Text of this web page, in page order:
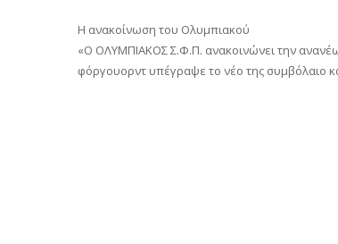
Η ανακοίνωση του Ολυμπιακού
«Ο ΟΛΥΜΠΙΑΚΟΣ Σ.Φ.Π. ανακοινώνει την
φόργουορντ υπέγραψε το νέο της συμβόλαιο